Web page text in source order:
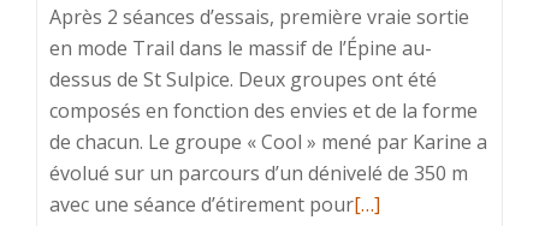
Après 2 séances d’essais, première vraie sortie
en mode Trail dans le massif de l’Épine au-
dessus de St Sulpice. Deux groupes ont été
composés en fonction des envies et de la forme
de chacun. Le groupe « Cool » mené par Karine a
évolué sur un parcours d’un dénivelé de 350 m
avec une séance d’étirement pourEn
[…]